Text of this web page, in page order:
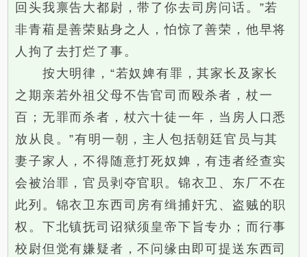
回头我禀告大都尉，带了你去司房问话。”若
非青葙是善荣贴身之人，怕惊了善荣，他早将
人拘了去打烂了事。
按大明律，“若奴婢有罪，其家长及家长
之期亲若外祖父母不告官司而殴杀者，杖一
百；无罪而杀者，杖六十徒一年，当房人口悉
放从良。”有明一朝，主人包括朝廷官员与其
妻子家人，不得随意打死奴婢，有违者经查实
会被治罪，官员剥夺官职。锦衣卫、东厂不在
此列。锦衣卫东西司房有缉捕奸宄、盗贼的职
权。下北镇抚司诏狱须皇帝下旨专办；而行事
校尉但觉有嫌疑者，不问缘由即可提送东西司